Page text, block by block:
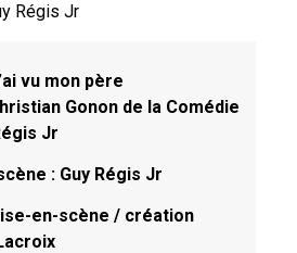
Régis Jr
vu mon père
Gonon de la Comédie
Jr
: Guy Régis Jr
en-scène / création